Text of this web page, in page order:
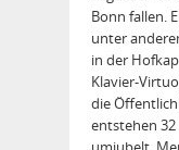
Bonn fallen.
unter
in der
Klavier-
die
entstehen 32